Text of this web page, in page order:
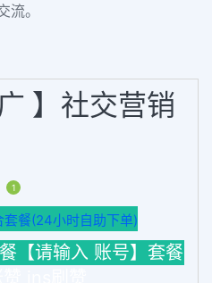
。
】社交营销
1
餐(24小时自助下单)
【请输入 账号】套餐